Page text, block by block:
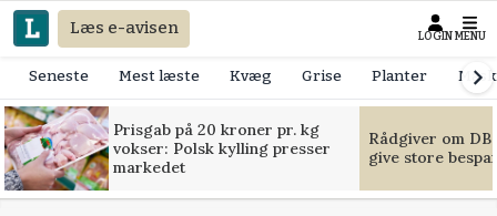
Læs e-avisen LOGIN MENU
Seneste Mest læste Kvæg Grise Planter
Prisgab på 20 kroner pr. kg
vokser: Polsk kylling presser
markedet
Rådgiver om
give store